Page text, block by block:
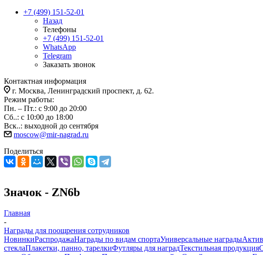
+7 (499) 151-52-01
Назад
Телефоны
+7 (499) 151-52-01
WhatsApp
Telegram
Заказать звонок
Контактная информация
г. Москва, Ленинградский проспект, д. 62.
Режим работы:
Пн. – Пт.: с 9:00 до 20:00
Сб..: с 10:00 до 18:00
Вск..: выходной до сентября
moscow@mir-nagrad.ru
Поделиться
Значок - ZN6b
Главная
-
Награды для поощрения сотрудников
НовинкиРаспродажаНаграды по видам спортаУниверсальные награды
стеклаПлакетки, панно, тарелкиФутляры для наградТекстильная продукция